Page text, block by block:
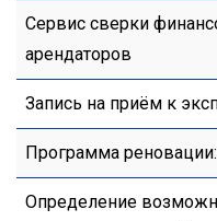
Сервис сверки
арендаторов
Запись на приём к
Программа
Определение